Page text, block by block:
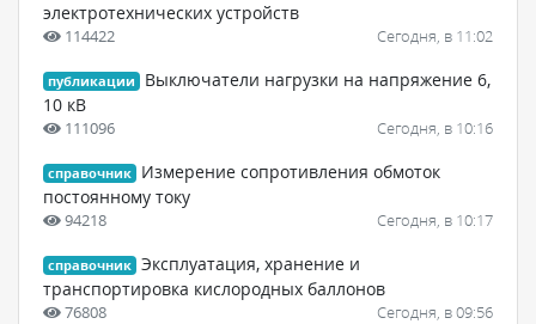
электротехнических устройств
114422 Сегодня, в 11:02
публикации
Выключатели нагрузки на напряжение 6,
10 кВ
111096 Сегодня, в 10:16
справочник
Измерение сопротивления обмоток
постоянному току
94218 Сегодня, в 10:17
справочник Эксплуатация, хранение и
транспортировка кислородных баллонов
76808 Сегодня, в 09:56